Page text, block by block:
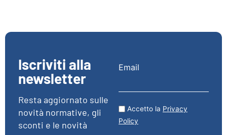
Iscriviti alla
newsletter
Resta aggiornato sulle
novità normative, gli
sconti e le novità
Email
Accetto la Privacy
Policy